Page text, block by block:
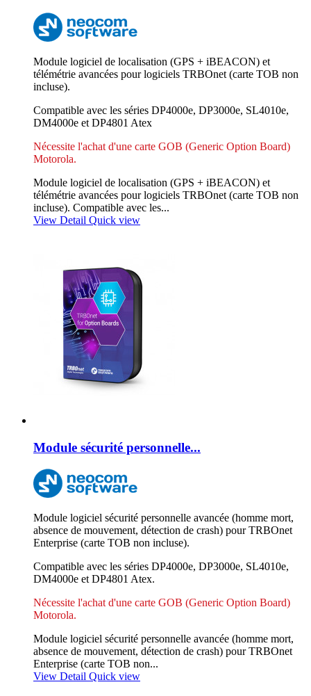
Module logiciel de localisation (GPS + iBEACON) et
télémétrie avancées pour logiciels TRBOnet (carte TOB non
incluse).
Compatible avec les séries DP4000e, DP3000e, SL4010e,
DM4000e et DP4801 Atex
Nécessite l'achat d'une carte GOB (Generic Option Board)
Motorola.
Module logiciel de localisation (GPS + iBEACON) et
télémétrie avancées pour logiciels TRBOnet (carte TOB non
incluse). Compatible avec les...
View Detail Quick view
Module sécurité personnelle...
Module logiciel sécurité personnelle avancée (homme mort,
absence de mouvement, détection de crash) pour TRBOnet
Enterprise (carte TOB non incluse).
Compatible avec les séries DP4000e, DP3000e, SL4010e,
DM4000e et DP4801 Atex.
Nécessite l'achat d'une carte GOB (Generic Option Board)
Motorola.
Module logiciel sécurité personnelle avancée (homme mort,
absence de mouvement, détection de crash) pour TRBOnet
Enterprise (carte TOB non...
View Detail Quick view